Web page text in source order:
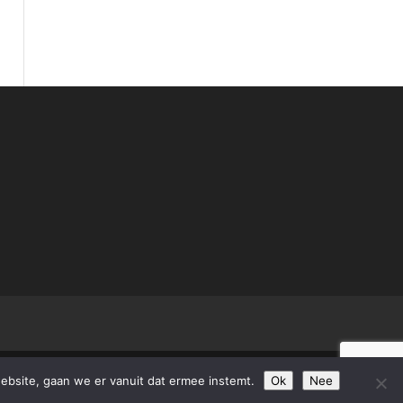
gaan we er vanuit dat ermee instemt. Ok Nee